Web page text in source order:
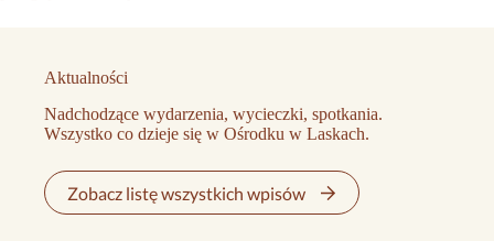
Aktualności
Nadchodzące wydarzenia, wycieczki, spotkania.
Wszystko co dzieje się w Ośrodku w Laskach.
Zobacz listę wszystkich wpisów